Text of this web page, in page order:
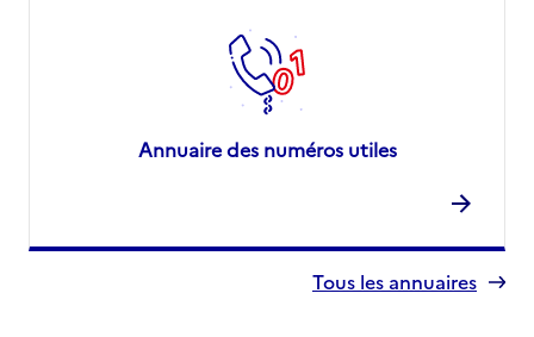
Annuaire des numéros utiles
Tous les annuaires